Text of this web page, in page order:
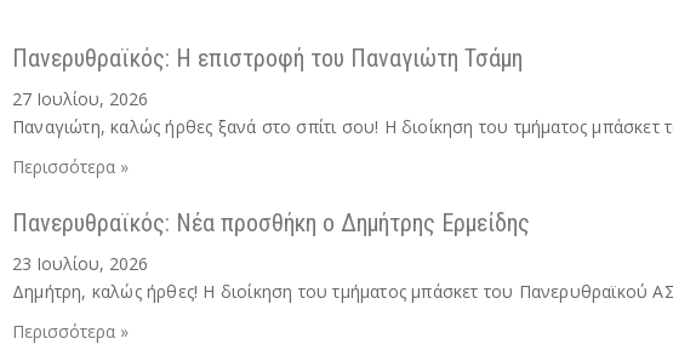
Πανερυθραϊκός: Η επιστροφή του Παναγιώτη Τσάμη
27 Ιουλίου, 2026
Παναγιώτη, καλώς ήρθες ξανά στο σπίτι σου! Η διοίκηση του τμήματος
Περισσότερα »
Πανερυθραϊκός: Νέα προσθήκη ο Δημήτρης Ερμείδης
23 Ιουλίου, 2026
Δημήτρη, καλώς ήρθες! Η διοίκηση του τμήματος μπάσκετ του Πανερυθραϊκού
Περισσότερα »